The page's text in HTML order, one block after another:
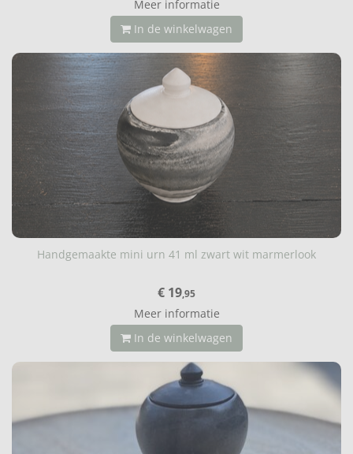
Meer informatie
In de winkelwagen
Handgemaakte mini urn 41 ml zwart wit marmerlook
€ 19,95
Meer informatie
In de winkelwagen